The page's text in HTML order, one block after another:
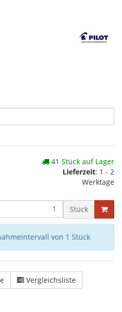
41 Stück auf Lager
Lieferzeit: 1 - 2
Werktage
Stück
von 1 Stück
Vergleichsliste